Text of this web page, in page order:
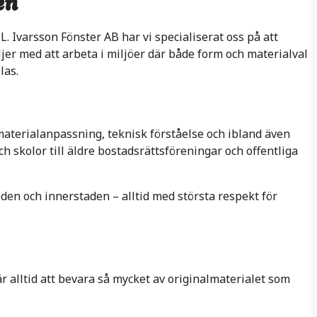
Ivarsson Fönster AB har vi specialiserat oss på att
med att arbeta i miljöer där både form och materialval
teknisk förståelse och ibland även
skolor till äldre bostadsrättsföreningar och offentliga
och innerstaden – alltid med största respekt för
alltid att bevara så mycket av originalmaterialet som